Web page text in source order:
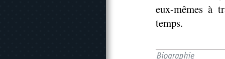
eux-mêmes à
temps.